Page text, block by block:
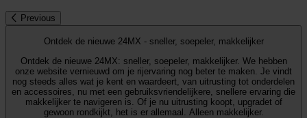
Previous
Ontdek de nieuwe 24MX - sneller, soepeler, makkelijker
Ontdek de nieuwe 24MX: sneller, soepeler, makkelijker. We hebben
onze website vernieuwd om je rijervaring nog beter te maken. Je vindt
nog steeds alles wat je kent en waardeert, van uitrusting tot onderdelen
en accessoires, nu met een gebruiksvriendelijkere, snellere ervaring die
makkelijker te navigeren is. Of je nu uitrusting koopt, upgradet of
gewoon rondkijkt, het is er allemaal. Alleen makkelijker.